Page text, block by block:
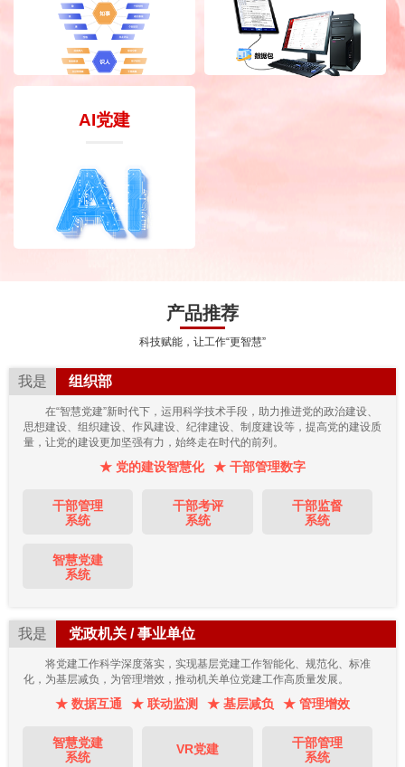
AI党建
产品推荐
科技赋能，让工作“更智慧”
我是 组织部
在“智慧党建”新时代下，运用科学技术手段，助力推进党的政治建设、
思想建设、组织建设、作风建设、纪律建设、制度建设等，提高党的建设质
量，让党的建设更加坚强有力，始终走在时代的前列。
★ 党的建设智慧化 ★ 干部管理数字
干部管理
系统
干部考评
系统
干部监督
系统
智慧党建
系统
我是 党政机关 / 事业单位
将党建工作科学深度落实，实现基层党建工作智能化、规范化、标准
化，为基层减负，为管理增效，推动机关单位党建工作高质量发展。
★ 数据互通 ★ 联动监测 ★ 基层减负 ★ 管理增效
智慧党建
系统
VR党建
干部管理
系统